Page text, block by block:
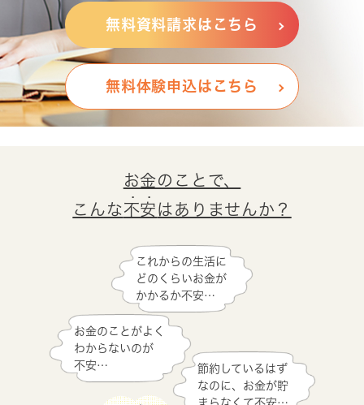
無料資料請求はこちら
無料体験申込はこちら
お金のことで、
こんな 不安 はありませんか？
これからの生活に
どのくらいお金が
かかるか不安…
お金のことがよく
わからないのが
不安…
節約しているはず
なのに、お金が貯
まらなくて不安…